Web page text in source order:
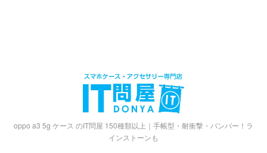
oppo a3 5g ケース のIT問屋 150種類以上｜手帳型・耐衝撃・バンパー！ラ
インストーンも